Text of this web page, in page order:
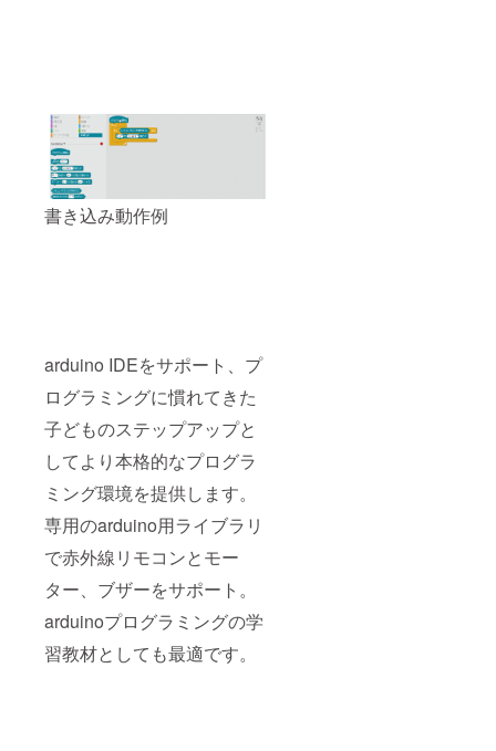
書き込み動作例
arduino IDEをサポート、プ
ログラミングに慣れてきた
子どものステップアップと
してより本格的なプログラ
ミング環境を提供します。
専用のarduino用ライブラリ
で赤外線リモコンとモー
ター、ブザーをサポート。
arduinoプログラミングの学
習教材としても最適です。